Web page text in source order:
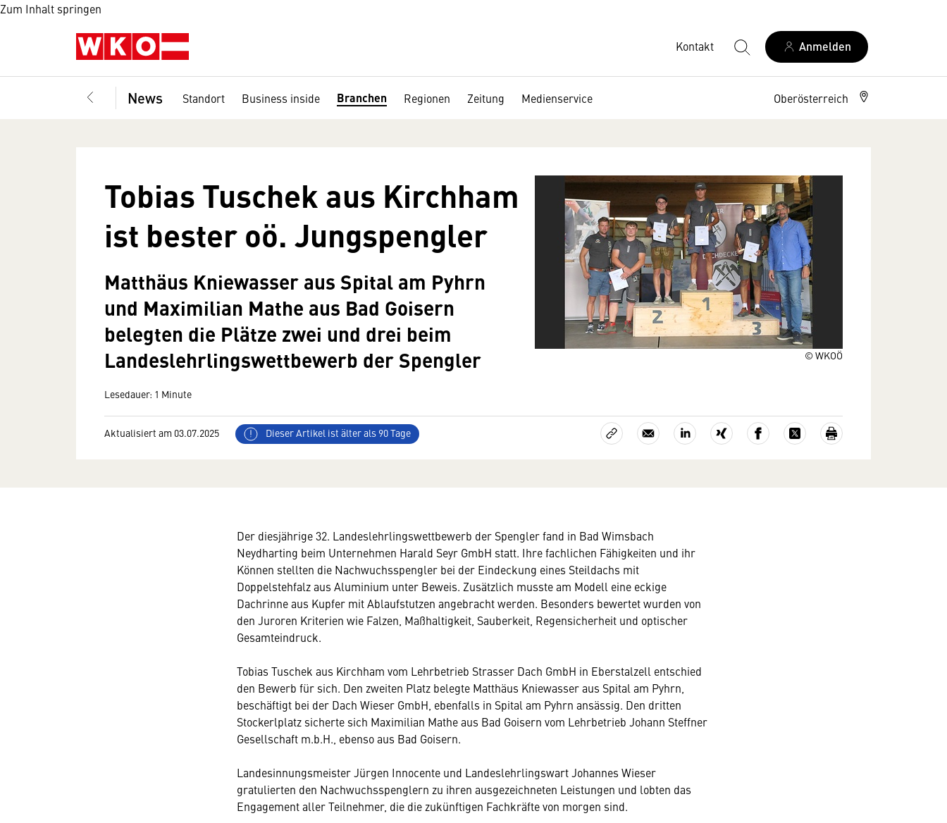
Zum Inhalt springen
Kontakt Anmelden
News Standort Business inside Branchen Regionen Zeitung Medienservice Oberösterreich
© WKOÖ
Tobias Tuschek aus Kirchham
ist bester oö. Jungspengler
Matthäus Kniewasser aus Spital am Pyhrn
und Maximilian Mathe aus Bad Goisern
belegten die Plätze zwei und drei beim
Landeslehrlingswettbewerb der Spengler
Lesedauer: 1 Minute
Aktualisiert am 03.07.2025 Dieser Artikel ist älter als 90 Tage
Der diesjährige 32. Landeslehrlingswettbewerb der Spengler fand in Bad Wimsbach
Neydharting beim Unternehmen Harald Seyr GmbH statt. Ihre fachlichen Fähigkeiten und ihr
Können stellten die Nachwuchsspengler bei der Eindeckung eines Steildachs mit
Doppelstehfalz aus Aluminium unter Beweis. Zusätzlich musste am Modell eine eckige
Dachrinne aus Kupfer mit Ablaufstutzen angebracht werden. Besonders bewertet wurden von
den Juroren Kriterien wie Falzen, Maßhaltigkeit, Sauberkeit, Regensicherheit und optischer
Gesamteindruck.
Tobias Tuschek aus Kirchham vom Lehrbetrieb Strasser Dach GmbH in Eberstalzell entschied
den Bewerb für sich. Den zweiten Platz belegte Matthäus Kniewasser aus Spital am Pyhrn,
beschäftigt bei der Dach Wieser GmbH, ebenfalls in Spital am Pyhrn ansässig. Den dritten
Stockerlplatz sicherte sich Maximilian Mathe aus Bad Goisern vom Lehrbetrieb Johann Steffner
Gesellschaft m.b.H., ebenso aus Bad Goisern.
Landesinnungsmeister Jürgen Innocente und Landeslehrlingswart Johannes Wieser
gratulierten den Nachwuchsspenglern zu ihren ausgezeichneten Leistungen und lobten das
Engagement aller Teilnehmer, die die zukünftigen Fachkräfte von morgen sind.